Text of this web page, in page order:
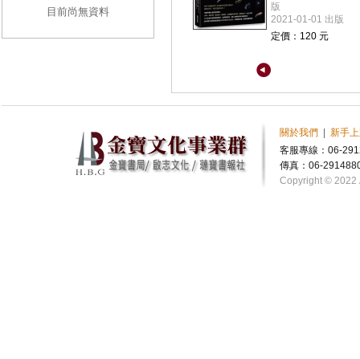
目前尚無資料
版
2021-01-01 出版
定價：120 元
關於我們
新手
客服專線：06-
傳真：06-
Copyright © 2022